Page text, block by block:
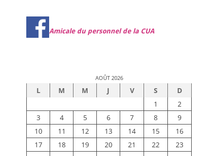
Amicale du personnel de la CUA
AOÛT 2026
L M M J V S
D
1
2
3
4 5 6 7 8
9
10
11 12 13 14 15
16
17
18 19 20 21 22
23